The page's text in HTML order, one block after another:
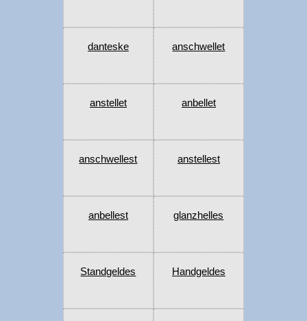
danteske anschwellet
anstellet anbellet
anschwellest anstellest
anbellest glanzhelles
Standgeldes Handgeldes